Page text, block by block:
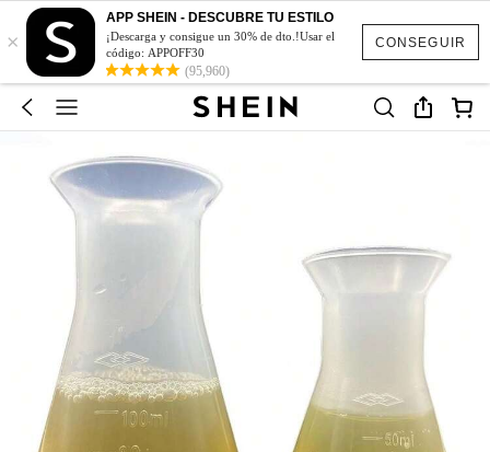
CONSEGUIR
×
APP SHEIN - DESCUBRE TU ESTILO
¡Descarga y consigue un 30% de dto.!Usar el
código: APPOFF30
(95,960)